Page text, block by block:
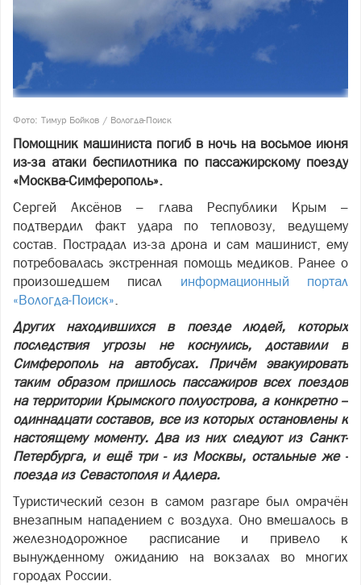
Фото: Тимур Бойков / Вологда-Поиск
Помощник машиниста погиб в ночь на восьмое июня
из-за атаки беспилотника по пассажирскому поезду
«Москва-Симферополь».
Сергей Аксёнов – глава Республики Крым –
подтвердил факт удара по тепловозу, ведущему
состав. Пострадал из-за дрона и сам машинист, ему
потребовалась экстренная помощь медиков. Ранее о
произошедшем писал информационный портал
«Вологда-Поиск».
Других находившихся в поезде людей, которых
последствия угрозы не коснулись, доставили в
Симферополь на автобусах. Причём эвакуировать
таким образом пришлось пассажиров всех поездов
на территории Крымского полуострова, а конкретно –
одиннадцати составов, все из которых остановлены к
настоящему моменту. Два из них следуют из Санкт-
Петербурга, и ещё три - из Москвы, остальные же -
поезда из Севастополя и Адлера.
Туристический сезон в самом разгаре был омрачён
внезапным нападением с воздуха. Оно вмешалось в
железнодорожное расписание и привело к
вынужденному ожиданию на вокзалах во многих
городах России.